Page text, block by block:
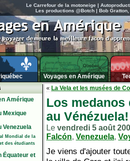
Le Carrefour de la motoneige |
Les productions @Botch| Bob
Voyages en Amérique
« La Vela et les musées de
Los medanos
au Vénézuela!
Le vendredi 5 août
Falcón, Venezuela,
Je viens d'ajouter
Amérique
Mexique
Venezuela
Mondial de la
des étudiants
Équateur et